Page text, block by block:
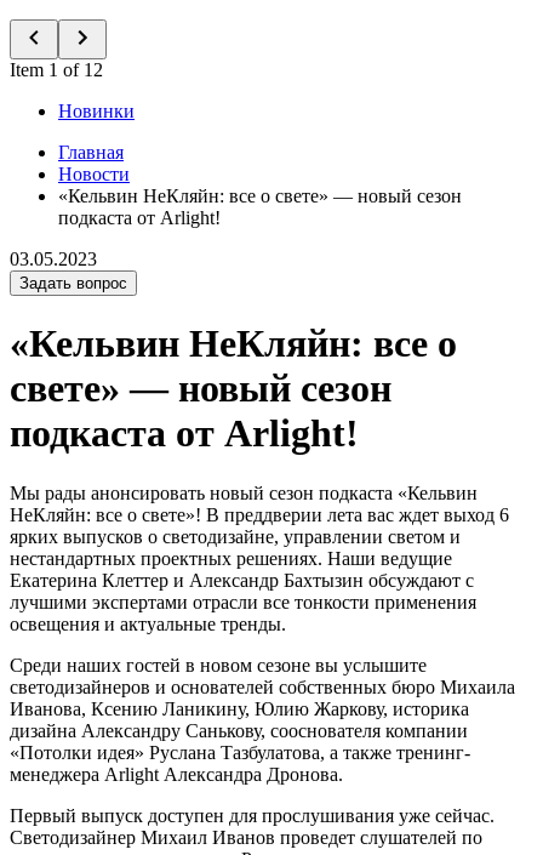
Item 1 of 12
Новинки
Главная
Новости
«Кельвин НеКляйн: все о свете» — новый сезон
подкаста от Arlight!
03.05.2023
Задать вопрос
«Кельвин НеКляйн: все о
свете» — новый сезон
подкаста от Arlight!
Мы рады анонсировать новый сезон подкаста «Кельвин
НеКляйн: все о свете»! В преддверии лета вас ждет выход 6
ярких выпусков о светодизайне, управлении светом и
нестандартных проектных решениях. Наши ведущие
Екатерина Клеттер и Александр Бахтызин обсуждают с
лучшими экспертами отрасли все тонкости применения
освещения и актуальные тренды.
Среди наших гостей в новом сезоне вы услышите
светодизайнеров и основателей собственных бюро Михаила
Иванова, Ксению Ланикину, Юлию Жаркову, историка
дизайна Александру Санькову, сооснователя компании
«Потолки идея» Руслана Тазбулатова, а также тренинг-
менеджера Arlight Александра Дронова.
Первый выпуск доступен для прослушивания уже сейчас.
Светодизайнер Михаил Иванов проведет слушателей по